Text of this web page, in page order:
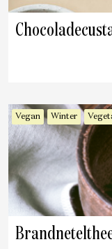
Vegan Winter